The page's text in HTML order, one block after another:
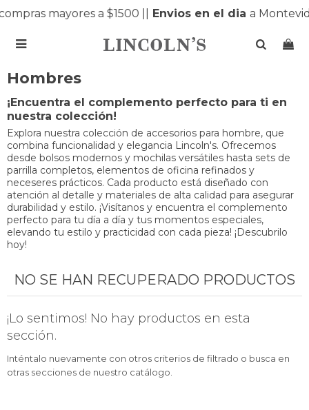
mayores a $1500 | Envios en el dia a

Hombres
¡Encuentra el complemento perfecto para ti en
nuestra colección!
Explora nuestra colección de accesorios para hombre, que
combina funcionalidad y elegancia Lincoln's. Ofrecemos
desde bolsos modernos y mochilas versátiles hasta sets de
parrilla completos, elementos de oficina refinados y
neceseres prácticos. Cada producto está diseñado con
atención al detalle y materiales de alta calidad para asegurar
durabilidad y estilo. ¡Visítanos y encuentra el complemento
perfecto para tu día a día y tus momentos especiales,
elevando tu estilo y practicidad con cada pieza! ¡Descubrilo
hoy!
NO SE HAN RECUPERADO PRODUCTOS
¡Lo sentimos! No hay productos en esta
sección.
Inténtalo nuevamente con otros criterios de filtrado o busca en
otras secciones de nuestro catálogo.